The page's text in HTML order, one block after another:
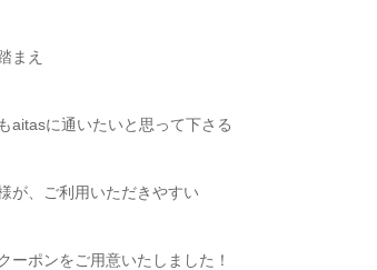
まえ
aitasに通いたいと思って下さる
が、ご利用いただきやすい
ーポンをご用意いたしました！